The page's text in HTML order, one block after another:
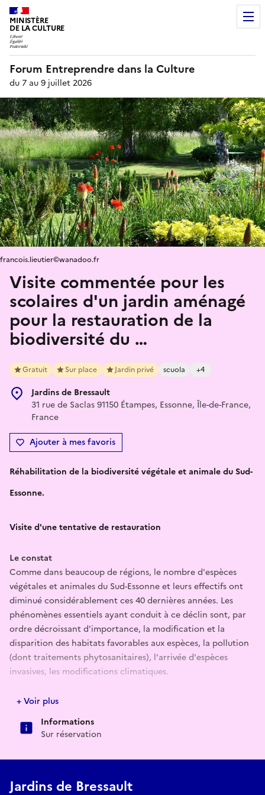
MINISTÈRE
DE LA CULTURE
Forum Entreprendre dans la Culture
du 7 au 9 juillet 2026
Visite commentée pour les
scolaires d'un jardin aménagé
pour la restauration de la
biodiversité du …
Gratuit Sur place Jardin privé scuola +4
Jardins de Bressault
31 rue de Saclas 91150 Étampes, Essonne, Île-de-France,
France
Ajouter à mes favoris
francois.lieutier©wanadoo.fr
Réhabilitation de la biodiversité végétale et animale du Sud-
Essonne.
Visite d'une tentative de restauration
Le constat
Comme dans beaucoup de régions, le nombre d'espèces
végétales et animales du Sud-Essonne et leurs effectifs ont
diminué considérablement ces 40 dernières années. Les
phénomènes essentiels ayant conduit à ce déclin sont, par
ordre décroissant d'importance, la modification et la
disparition des habitats favorables aux espèces, la pollution
(dont traitements phytosanitaires), l'arrivée d'espèces
invasives, les modifications climatiques.
Caractéristiques principales du site
le terrain d'une ancienne ferme maraîchère datant du 17ème
esthétique entouré de parcelles non construites plus ou
+ Voir plus
Informations
Sur réservation
Jardins de Bressault